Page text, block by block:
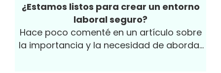
¿Estamos listos para crear un entorno
laboral seguro?
Hace poco comenté en un artículo sobre
la importancia y la necesidad de abordar